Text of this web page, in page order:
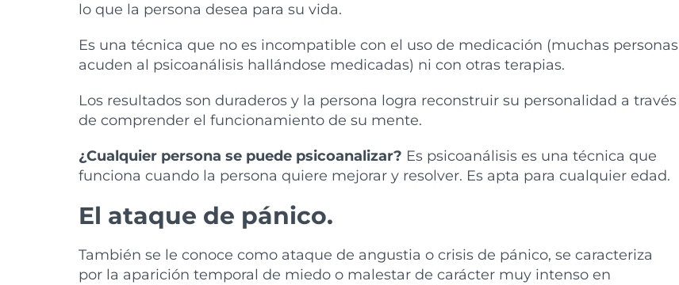
lo que la persona desea para su vida.
Es una técnica que no es incompatible con el uso de medicación (muchas personas
acuden al psicoanálisis hallándose medicadas) ni con otras terapias.
Los resultados son duraderos y la persona logra reconstruir su personalidad a través
de comprender el funcionamiento de su mente.
¿Cualquier persona se puede psicoanalizar? Es psicoanálisis es una técnica que
funciona cuando la persona quiere mejorar y resolver. Es apta para cualquier edad.
El ataque de pánico.
También se le conoce como ataque de angustia o crisis de pánico, se caracteriza
por la aparición temporal de miedo o malestar de carácter muy intenso en